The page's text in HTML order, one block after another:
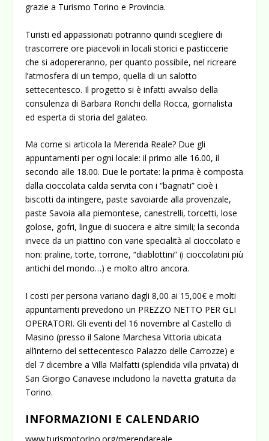
grazie a Turismo Torino e Provincia.
Turisti ed appassionati potranno quindi scegliere di
trascorrere ore piacevoli in locali storici e pasticcerie
che si adopereranno, per quanto possibile, nel ricreare
l’atmosfera di un tempo, quella di un salotto
settecentesco. Il progetto si è infatti avvalso della
consulenza di Barbara Ronchi della Rocca, giornalista
ed esperta di storia del galateo.
Ma come si articola la Merenda Reale? Due gli
appuntamenti per ogni locale: il primo alle 16.00, il
secondo alle 18.00. Due le portate: la prima è composta
dalla cioccolata calda servita con i “bagnati” cioè i
biscotti da intingere, paste savoiarde alla provenzale,
paste Savoia alla piemontese, canestrelli, torcetti, lose
golose, gofri, lingue di suocera e altre simili; la seconda
invece da un piattino con varie specialità al cioccolato e
non: praline, torte, torrone, “diablottini” (i cioccolatini più
antichi del mondo…) e molto altro ancora.
I costi per persona variano dagli 8,00 ai 15,00€ e molti
appuntamenti prevedono un PREZZO NETTO PER GLI
OPERATORI. Gli eventi del 16 novembre al Castello di
Masino (presso il Salone Marchesa Vittoria ubicata
all’interno del settecentesco Palazzo delle Carrozze) e
del 7 dicembre a Villa Malfatti (splendida villa privata) di
San Giorgio Canavese includono la navetta gratuita da
Torino.
INFORMAZIONI E CALENDARIO